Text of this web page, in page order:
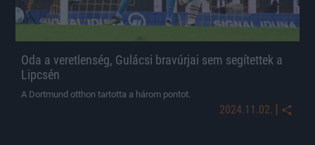
Oda a veretlenség, Gulácsi bravúrjai sem segítettek a
Lipcsén
A Dortmund otthon tartotta a három pontot.
2024.11.02. |